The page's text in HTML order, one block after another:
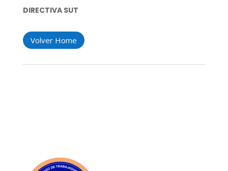
DIRECTIVA SUT
Volver Home